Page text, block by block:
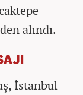
alındı.
İstanbul